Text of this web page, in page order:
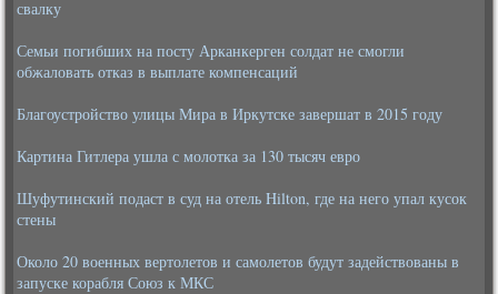
свалку
Семьи погибших на посту Арканкерген солдат не смогли
обжаловать отказ в выплате компенсаций
Благоустройство улицы Мира в Иркутске завершат в 2015 году
Картина Гитлера ушла с молотка за 130 тысяч евро
Шуфутинский подаст в суд на отель Hilton, где на него упал кусок
стены
Около 20 военных вертолетов и самолетов будут задействованы в
запуске корабля Союз к МКС